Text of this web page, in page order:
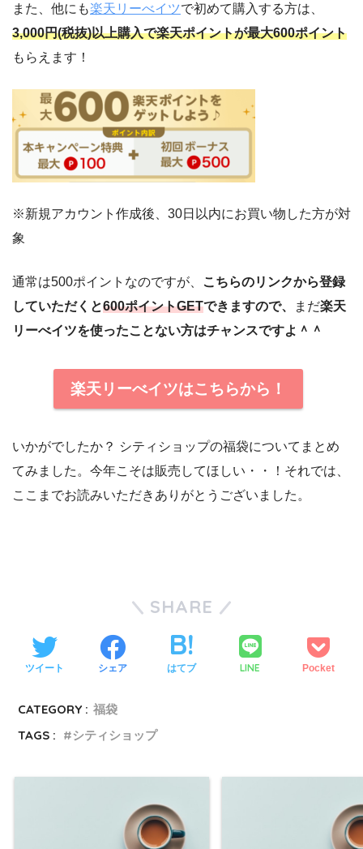
また、他にも楽天リーべイツで初めて購入する方は、
3,000円(税抜)以上購入で楽天ポイントが最大600ポイント
もらえます！
※新規アカウント作成後、30日以内にお買い物した方が対
象
通常は500ポイントなのですが、
こちらのリンクから登録
していただくと600ポイントGETできますので、 まだ楽天
リーべイツを使ったことない方はチャンスですよ＾＾
楽天リーべイツはこちらから！
いかがでしたか？ シティショップの福袋についてまとめ
てみました。今年こそは販売してほしい・・！それでは、
ここまでお読みいただきありがとうございました。
SHARE
ツイート シェア はてブ LINE Pocket
CATEGORY : 福袋
TAGS :
シティショップ